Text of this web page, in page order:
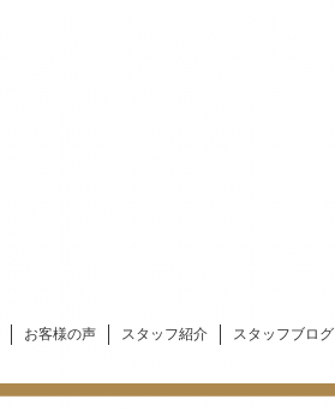
お客様の声 スタッフ紹介
スタッフブログ